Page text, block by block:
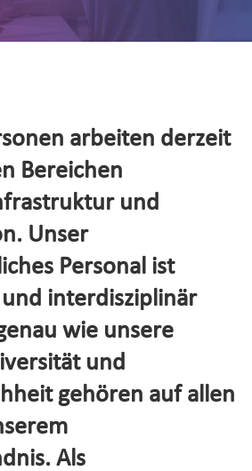
arbeiten derzeit
Bereichen
und
Unser
Personal ist
interdisziplinär
wie unsere
und
gehören auf allen
Als